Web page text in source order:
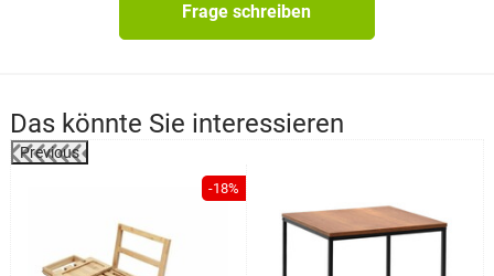
Frage schreiben
Das könnte Sie interessieren
Previous
-18%